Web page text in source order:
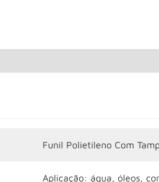
Funil Polietileno Com
Aplicação: água, óleos,